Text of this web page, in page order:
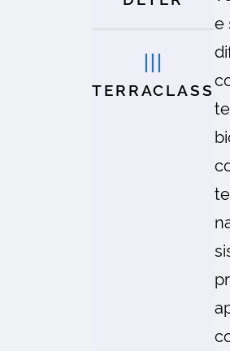
III
TERRACLASS
e